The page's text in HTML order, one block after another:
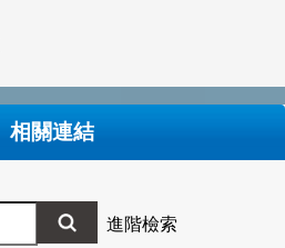
相關連結
進階檢索